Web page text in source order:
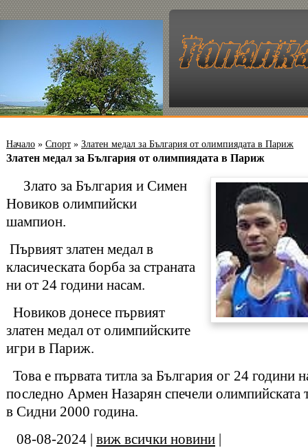
Начало » Спорт » Златен медал за България от олимпиядата в Париж
Златен медал за България от олимпиядата в Париж
Злато за България и Симен
Новиков олимпийски
шампион.
Първият златен медал в
класическата борба за страната
ни от 24 години насам.
Новиков донесе първият
златен медал от олимпийските
игри в Париж.
Това е първата титла за България ог 24 години
последно Армен Назарян спечели олимпийската
в Сидни 2000 година.
08-08-2024 | виж всички новини |